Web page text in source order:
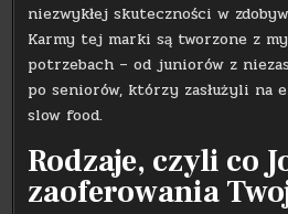
niezwykłej skuteczności w
Karmy tej marki są tworzone z
potrzebach – od juniorów z
po seniorów, którzy zasłużyli na
slow food.
Rodzaje, czyli co
zaoferowania